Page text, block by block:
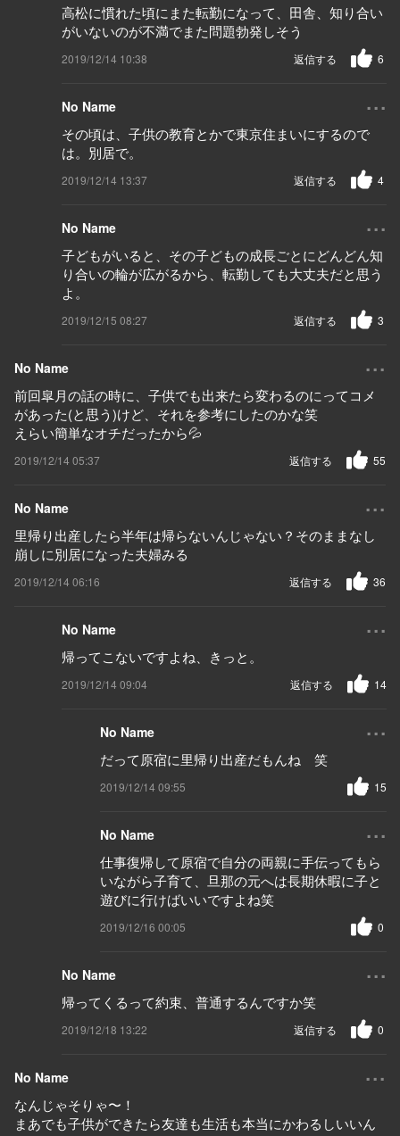
高松に慣れた頃にまた転勤になって、田舎、知り合い
がいないのが不満でまた問題勃発しそう
2019/12/14 10:38 6
返信する
No Name ...
その頃は、子供の教育とかで東京住まいにするので
は。別居で。
2019/12/14 13:37 4
返信する
No Name ...
子どもがいると、その子どもの成長ごとにどんどん知
り合いの輪が広がるから、転勤しても大丈夫だと思う
よ。
2019/12/15 08:27 3
返信する
No Name ...
前回皐月の話の時に、子供でも出来たら変わるのにってコメ
があった(と思う)けど、それを参考にしたのかな笑
えらい簡単なオチだったから💦
2019/12/14 05:37 55
返信する
No Name ...
里帰り出産したら半年は帰らないんじゃない？そのままなし
崩しに別居になった夫婦みる
2019/12/14 06:16 36
返信する
No Name ...
帰ってこないですよね、きっと。
2019/12/14 09:04 14
返信する
No Name ...
だって原宿に里帰り出産だもんね 笑
2019/12/14 09:55 15
No Name ...
仕事復帰して原宿で自分の両親に手伝ってもら
いながら子育て、旦那の元へは長期休暇に子と
遊びに行けばいいですよね笑
2019/12/16 00:05 0
No Name ...
帰ってくるって約束、普通するんですか笑
2019/12/18 13:22 0
返信する
No Name ...
なんじゃそりゃ〜！
まあでも子供ができたら友達も生活も本当にかわるしいいん